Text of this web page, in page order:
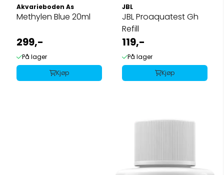
Akvarieboden As
Methylen Blue 20ml
299,-
På lager
Kjøp
JBL
JBL Proaquatest Gh
Refill
119,-
På lager
Kjøp